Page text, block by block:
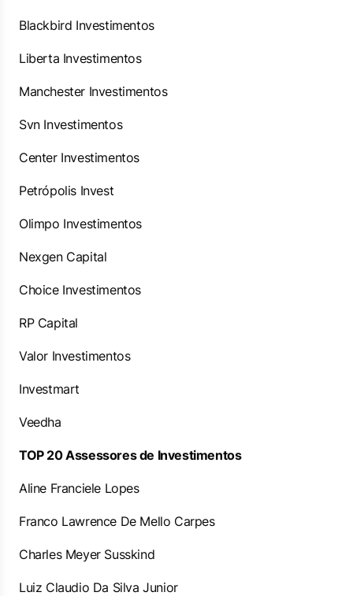
Blackbird Investimentos
Liberta Investimentos
Manchester Investimentos
Svn Investimentos
Center Investimentos
Petrópolis Invest
Olimpo Investimentos
Nexgen Capital
Choice Investimentos
RP Capital
Valor Investimentos
Investmart
Veedha
TOP 20 Assessores de Investimentos
Aline Franciele Lopes
Franco Lawrence De Mello Carpes
Charles Meyer Susskind
Luiz Claudio Da Silva Junior